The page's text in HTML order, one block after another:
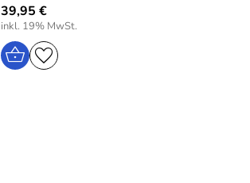
39,95 €
inkl. 19% MwSt.